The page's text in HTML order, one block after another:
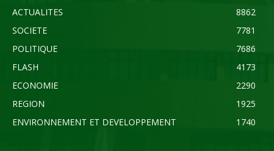
ACTUALITES
8862
SOCIETE
7781
POLITIQUE
7686
FLASH
4173
ECONOMIE
2290
REGION
1925
ENVIRONNEMENT ET DEVELOPPEMENT
1740